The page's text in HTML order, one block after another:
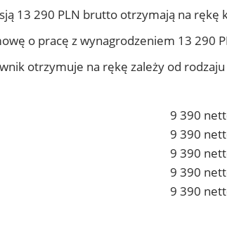
13 290 PLN brutto otrzymają na rękę
o pracę z wynagrodzeniem 13 290
otrzymuje na rękę zależy od
9 390
9 390
9 390
9 390
9 390